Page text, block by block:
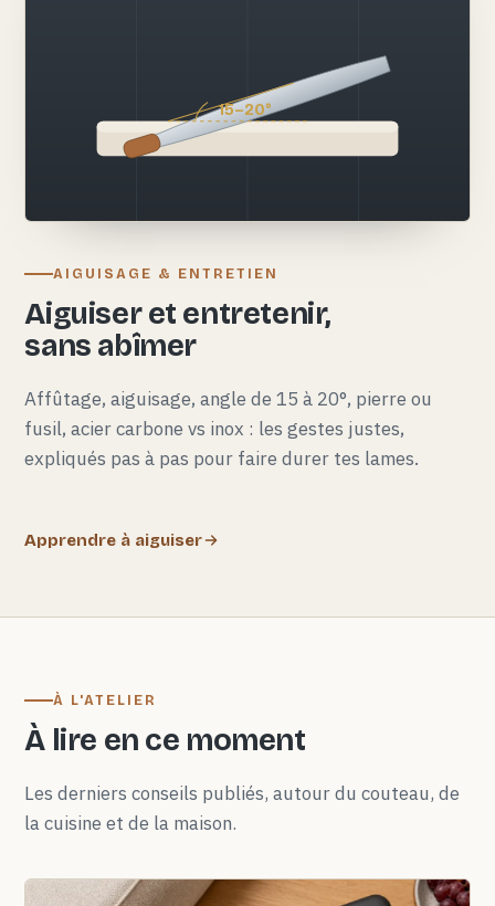
15–20°
AIGUISAGE & ENTRETIEN
Aiguiser et entretenir,
sans abîmer
Affûtage, aiguisage, angle de 15 à 20°, pierre ou
fusil, acier carbone vs inox : les gestes justes,
expliqués pas à pas pour faire durer tes lames.
Apprendre à aiguiser
À L'ATELIER
À lire en ce moment
Les derniers conseils publiés, autour du couteau, de
la cuisine et de la maison.